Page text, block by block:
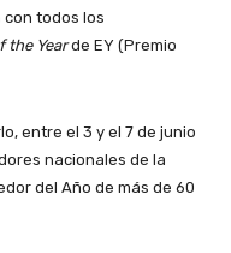
todos los
the Yearde EY (Premio
entre el 3 y el 7 de junio
nacionales de la
del Año de más de 60